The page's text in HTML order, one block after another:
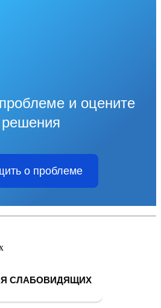
и оцените
решения
о проблеме
СЛАБОВИДЯЩИХ